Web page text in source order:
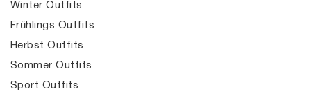
Winter Outfits
Frühlings Outfits
Herbst Outfits
Sommer Outfits
Sport Outfits